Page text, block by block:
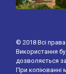
© 2018 Всі
Використання
дозволяється
При копіюванні